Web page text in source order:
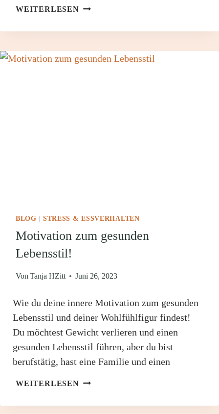
WEITERLESENBEWEGUNG
ARBEITSPLATZ
BLOG | STRESS & ESSVERHALTEN
Motivation zum gesunden
Lebensstil!
Von Tanja HZitt Juni 26, 2023
Wie du deine innere Motivation zum gesunden
Lebensstil und deiner Wohlfühlfigur findest!
Du möchtest Gewicht verlieren und einen
gesunden Lebensstil führen, aber du bist
berufstätig, hast eine Familie und einen
WEITERLESENMOTIVATION
GESUNDEN